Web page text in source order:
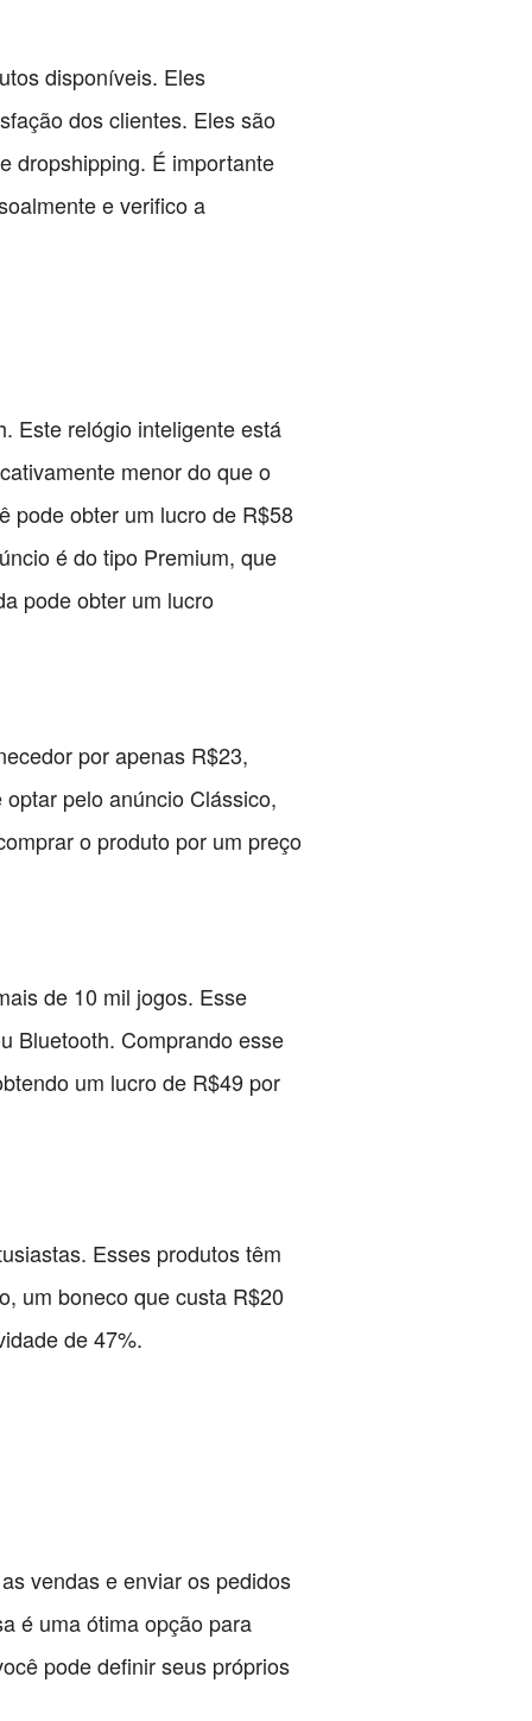
disponíveis. Eles
dos clientes. Eles são
dropshipping. É importante
e verifico a
Este relógio inteligente está
menor do que o
pode obter um lucro de R$58
é do tipo Premium, que
pode obter um lucro
por apenas R$23,
pelo anúncio Clássico,
o produto por um preço
de 10 mil jogos. Esse
Bluetooth. Comprando esse
um lucro de R$49 por
Esses produtos têm
um boneco que custa R$20
de 47%.
vendas e enviar os pedidos
é uma ótima opção para
pode definir seus próprios